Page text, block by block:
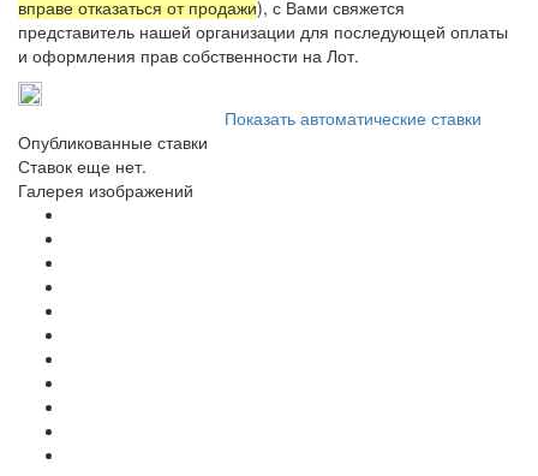
вправе отказаться от продажи), с Вами свяжется
представитель нашей организации для последующей оплаты
и оформления прав собственности на Лот.
Показать автоматические ставки
Опубликованные ставки
Ставок еще нет.
Галерея изображений